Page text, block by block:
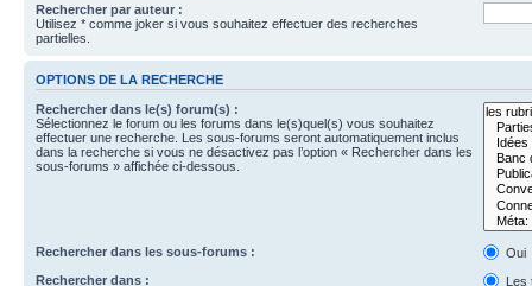
Rechercher par auteur :
Utilisez * comme joker si vous souhaitez effectuer des recherches
partielles.
OPTIONS DE LA RECHERCHE
Rechercher dans le(s) forum(s) :
Sélectionnez le forum ou les forums dans le(s)quel(s) vous souhaitez
effectuer une recherche. Les sous-forums seront automatiquement inclus
dans la recherche si vous ne désactivez pas l’option « Rechercher dans les
sous-forums » affichée ci-dessous.
Rechercher dans les sous-forums :
Oui
Rechercher dans :
Les